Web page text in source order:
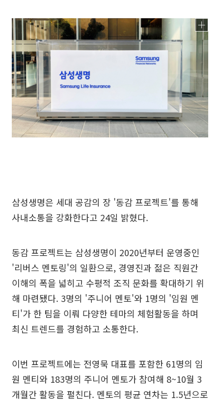
삼성생명은 세대 공감의 장 '동감 프로젝트'를 통해
사내소통을 강화한다고 24일 밝혔다.
동감 프로젝트는 삼성생명이 2020년부터 운영중인
'리버스 멘토링'의 일환으로, 경영진과 젊은 직원간
이해의 폭을 넓히고 수평적 조직 문화를 확대하기 위
해 마련됐다. 3명의 '주니어 멘토'와 1명의 '임원 멘
티'가 한 팀을 이뤄 다양한 테마의 체험활동을 하며
최신 트렌드를 경험하고 소통한다.
이번 프로젝트에는 전영묵 대표를 포함한 61명의 임
원 멘티와 183명의 주니어 멘토가 참여해 8~10월 3
개월간 활동을 펼친다. 멘토의 평균 연차는 1.5년으로